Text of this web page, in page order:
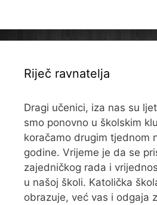
Riječ ravnatelja
Dragi učenici, iza nas su
smo ponovno u školskim
koračamo drugim tjednom
godine. Vrijeme je da se
zajedničkog rada i
u našoj školi. Katolička
obrazuje, već vas i odgaja